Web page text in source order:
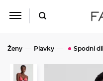
Ženy Plavky Spodní díl